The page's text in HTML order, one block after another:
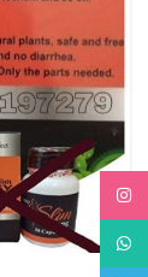
Instagram
WhatsApp